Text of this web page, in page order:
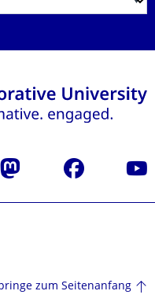
Mastodon Facebook
zum Seitenanfang